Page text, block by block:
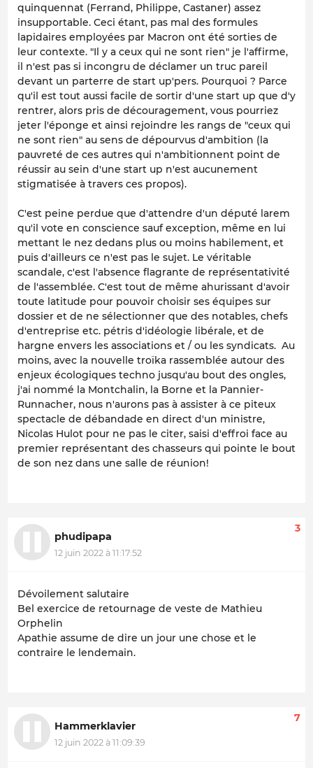
quinquennat (Ferrand, Philippe, Castaner) assez
insupportable. Ceci étant, pas mal des formules
lapidaires employées par Macron ont été sorties de
leur contexte. "Il y a ceux qui ne sont rien" je l'affirme,
il n'est pas si incongru de déclamer un truc pareil
devant un parterre de start up'pers. Pourquoi ? Parce
qu'il est tout aussi facile de sortir d'une start up que d'y
rentrer, alors pris de découragement, vous pourriez
jeter l'éponge et ainsi rejoindre les rangs de "ceux qui
ne sont rien" au sens de dépourvus d'ambition (la
pauvreté de ces autres qui n'ambitionnent point de
réussir au sein d'une start up n'est aucunement
stigmatisée à travers ces propos).
C'est peine perdue que d'attendre d'un député larem
qu'il vote en conscience sauf exception, même en lui
mettant le nez dedans plus ou moins habilement, et
puis d'ailleurs ce n'est pas le sujet. Le véritable
scandale, c'est l'absence flagrante de représentativité
de l'assemblée. C'est tout de même ahurissant d'avoir
toute latitude pour pouvoir choisir ses équipes sur
dossier et de ne sélectionner que des notables, chefs
d'entreprise etc. pétris d'idéologie libérale, et de
hargne envers les associations et / ou les syndicats. Au
moins, avec la nouvelle troïka rassemblée autour des
enjeux écologiques techno jusqu'au bout des ongles,
j'ai nommé la Montchalin, la Borne et la Pannier-
Runnacher, nous n'aurons pas à assister à ce piteux
spectacle de débandade en direct d'un ministre,
Nicolas Hulot pour ne pas le citer, saisi d'effroi face au
premier représentant des chasseurs qui pointe le bout
de son nez dans une salle de réunion!
phudipapa
12 juin 2022 à 11:17:52
3
Dévoilement salutaire
Bel exercice de retournage de veste de Mathieu
Orphelin
Apathie assume de dire un jour une chose et le
contraire le lendemain.
Hammerklavier
12 juin 2022 à 11:09:39
7